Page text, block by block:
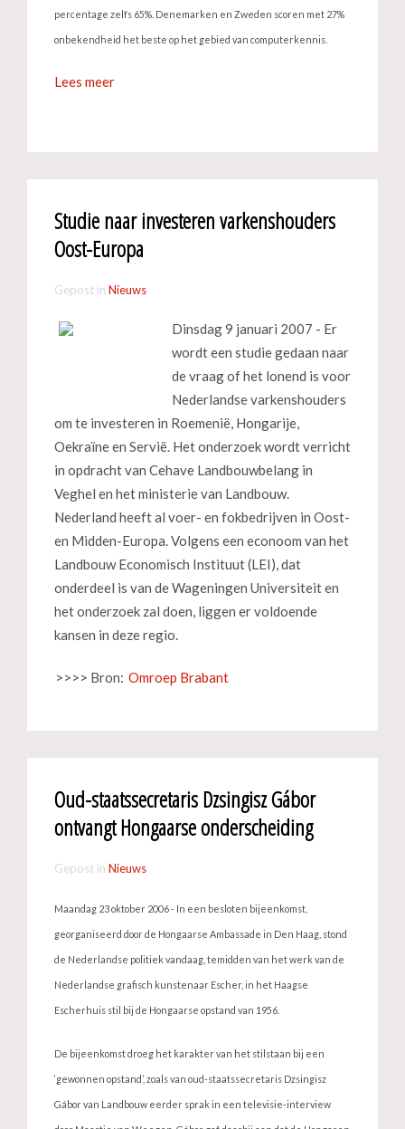
percentage zelfs 65%. Denemarken en Zweden scoren met 27%
onbekendheid het beste op het gebied van computerkennis.
Lees meer
Studie naar investeren varkenshouders
Oost-Europa
Gepost in Nieuws
Dinsdag 9 januari 2007 - Er
wordt een studie gedaan naar
de vraag of het lonend is voor
Nederlandse varkenshouders
om te investeren in Roemenië, Hongarije,
Oekraïne en Servië. Het onderzoek wordt verricht
in opdracht van Cehave Landbouwbelang in
Veghel en het ministerie van Landbouw.
Nederland heeft al voer- en fokbedrijven in Oost-
en Midden-Europa. Volgens een econoom van het
Landbouw Economisch Instituut (LEI), dat
onderdeel is van de Wageningen Universiteit en
het onderzoek zal doen, liggen er voldoende
kansen in deze regio.
>>>> Bron: Omroep Brabant
Oud-staatssecretaris Dzsingisz Gábor
ontvangt Hongaarse onderscheiding
Gepost in Nieuws
Maandag 23 oktober 2006 - In een besloten bijeenkomst,
georganiseerd door de Hongaarse Ambassade in Den Haag, stond
de Nederlandse politiek vandaag, temidden van het werk van de
Nederlandse grafisch kunstenaar Escher, in het Haagse
Escherhuis stil bij de Hongaarse opstand van 1956.
De bijeenkomst droeg het karakter van het stilstaan bij een
‘gewonnen opstand’, zoals van oud-staatssecretaris Dzsingisz
Gábor van Landbouw eerder sprak in een televisie-interview